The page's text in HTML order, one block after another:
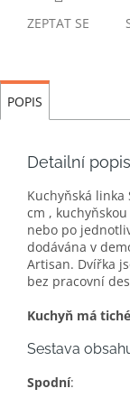
ZEPTAT SE
POPIS
Detailní
Kuchyňská linka
cm ,
nebo po
dodávána v
Artisan. Dvířka
bez pracovní
Kuchyň má
Sestava
Spodní: